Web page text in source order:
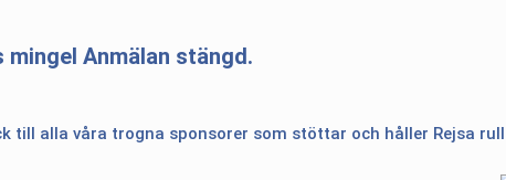
mingel Anmälan stängd.
till alla våra trogna sponsorer som stöttar och håller Rejsa